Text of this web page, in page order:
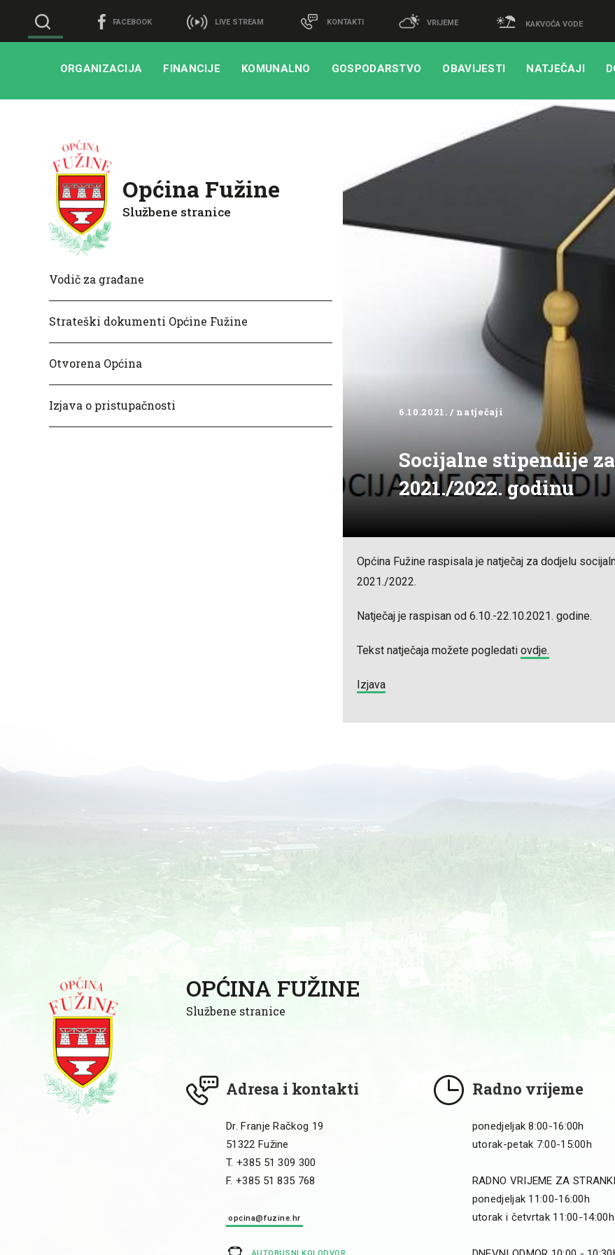
FACEBOOK LIVE STREAM KONTAKTI VRIJEME KAKVOĆA VODE
ORGANIZACIJA FINANCIJE KOMUNALNO GOSPODARSTVO OBAVIJESTI NATJEČAJI
Općina Fužine
Službene stranice
Vodič za građane
Strateški dokumenti Općine Fužine
Otvorena Općina
Izjava o pristupačnosti 6.10.2021. / natječaji
Socijalne stipendije
2021./2022. godinu
Općina Fužine raspisala je natječaj za dodjelu
2021./2022.
Natječaj je raspisan od 6.10.-22.10.2021. godine.
Tekst natječaja možete pogledati ovdje.
Izjava
OPĆINA FUŽINE
Službene stranice
Adresa i kontakti
Dr. Franje Račkog 19
51322 Fužine
T. +385 51 309 300
F. +385 51 835 768
opcina@fuzine.hr
AUTOBUSNI KOLODVOR
Radno vrijeme
ponedjeljak 8:00-16:00h
utorak-petak 7:00-15:00h
RADNO VRIJEME ZA
ponedjeljak 11:00-16:00h
utorak i četvrtak 11:00-14:00h